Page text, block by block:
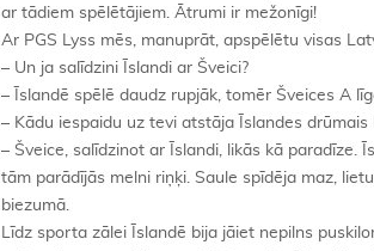
ar tādiem spēlētājiem. Ātrumi ir mežonīgi!
Ar PGS Lyss mēs, manuprāt, apspēlētu visas
– Un ja salīdzini Īslandi ar Šveici?
– Īslandē spēlē daudz rupjāk, tomēr Šveices A
– Kādu iespaidu uz tevi atstāja Īslandes drūmais
– Šveice, salīdzinot ar Īslandi, likās kā paradīze.
tām parādījās melni riņķi. Saule spīdēja maz,
biezumā.
Līdz sporta zālei Īslandē bija jāiet nepilns